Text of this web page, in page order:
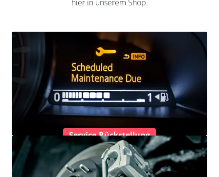
hier in unserem Shop.
Service-Rückstellung